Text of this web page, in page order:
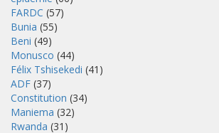
FARDC (57)
Bunia (55)
Beni (49)
Monusco (44)
Félix Tshisekedi (41)
ADF (37)
Constitution (34)
Maniema (32)
Rwanda (31)